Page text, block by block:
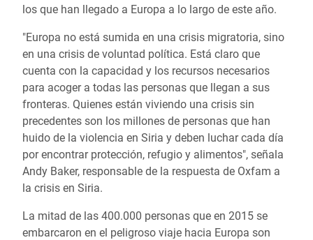
los que han llegado a Europa a lo largo de este año.
"Europa no está sumida en una crisis migratoria, sino
en una crisis de voluntad política. Está claro que
cuenta con la capacidad y los recursos necesarios
para acoger a todas las personas que llegan a sus
fronteras. Quienes están viviendo una crisis sin
precedentes son los millones de personas que han
huido de la violencia en Siria y deben luchar cada día
por encontrar protección, refugio y alimentos", señala
Andy Baker, responsable de la respuesta de Oxfam a
la crisis en Siria.
La mitad de las 400.000 personas que en 2015 se
embarcaron en el peligroso viaje hacia Europa son